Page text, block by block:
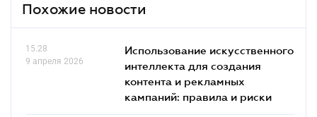
Похожие новости
15.28
9 апреля 2026
Использование искусственного
интеллекта для создания
контента и рекламных
кампаний: правила и риски